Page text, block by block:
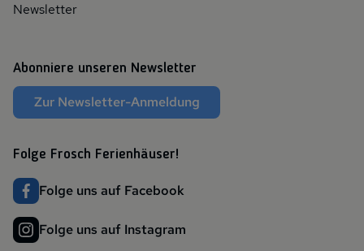
Newsletter
Abonniere unseren Newsletter
Zur Newsletter-Anmeldung
Folge Frosch Ferienhäuser!
Folge uns auf Facebook
Folge uns auf Instagram